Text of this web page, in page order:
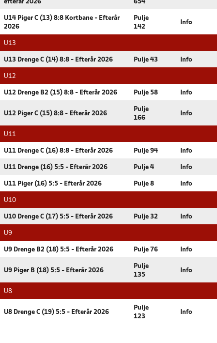
efterår 2026 654
U14 Piger C (13) 8:8 Kortbane - Efterår
2026
Pulje
142
Info
U13
U13 Drenge C (14) 8:8 - Efterår 2026 Pulje 43 Info
U12
U12 Drenge B2 (15) 8:8 - Efterår 2026 Pulje 58 Info
U12 Piger C (15) 8:8 - Efterår 2026
Pulje
166
Info
U11
U11 Drenge C (16) 8:8 - Efterår 2026 Pulje 94 Info
U11 Drenge (16) 5:5 - Efterår 2026 Pulje 4 Info
U11 Piger (16) 5:5 - Efterår 2026 Pulje 8 Info
U10
U10 Drenge C (17) 5:5 - Efterår 2026 Pulje 32 Info
U9
U9 Drenge B2 (18) 5:5 - Efterår 2026 Pulje 76 Info
U9 Piger B (18) 5:5 - Efterår 2026
Pulje
135
Info
U8
U8 Drenge C (19) 5:5 - Efterår 2026
Pulje
123
Info